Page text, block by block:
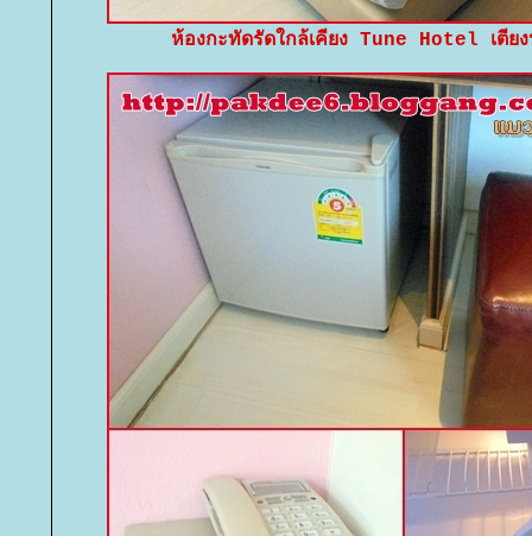
ห้องกะทัดรัดใกล้เคียง Tune Hotel เตีย